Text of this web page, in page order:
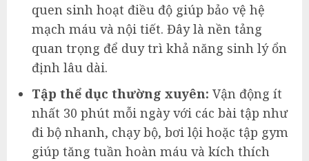
quen sinh hoạt điều độ giúp bảo vệ hệ
mạch máu và nội tiết. Đây là nền tảng
quan trọng để duy trì khả năng sinh lý ổn
định lâu dài.
Tập thể dục thường xuyên: Vận động ít
nhất 30 phút mỗi ngày với các bài tập như
đi bộ nhanh, chạy bộ, bơi lội hoặc tập gym
giúp tăng tuần hoàn máu và kích thích